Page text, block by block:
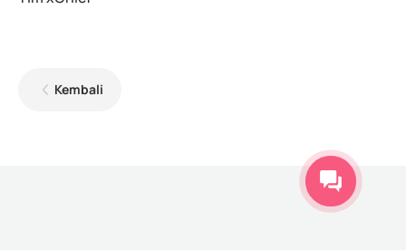
Kembali